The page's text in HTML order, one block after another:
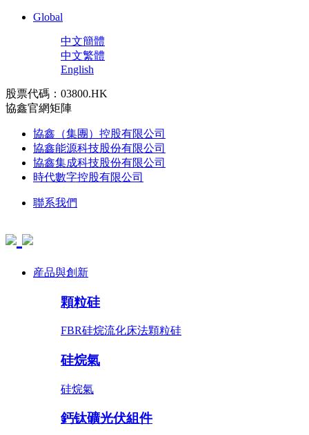
Global
中文簡體
中文繁體
English
股票代碼：03800.HK
協鑫官網矩陣
協鑫（集團）控股有限公司
協鑫能源科技股份有限公司
協鑫集成科技股份有限公司
時代數字控股有限公司
聯系我們
産品與創新
顆粒硅
FBR硅烷流化床法顆粒硅
硅烷氣
硅烷氣
鈣钛礦光伏組件